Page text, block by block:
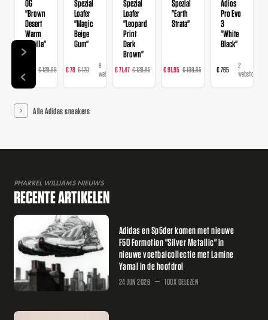
OG
"Brown
Desert
Warm
Vanilla"
€ 129,99
14
webshops
Spezial
Loafer
"Magic
Beige
Gum"
€ 78 € 120
9
webshops
Spezial
Loafer
"Leopard
Print
Dark
Brown"
€ 71,47 € 129,95
16
webshops
Spezial
"Earth
Strata"
€ 91,95 € 109,95
webshops
Adios
Pro Evo
3
"White
Black"
€ 765
2
webshops
Alle Adidas sneakers
PHARREL WILLIAMS NIEUWS
RECENTE ARTIKELEN
Adidas en Sp5der komen met nieuwe
F50 Formotion "Silver Metallic" in
nieuwe voetbalcollectie met Lamine
Yamal in de hoofdrol
24 JUN 2026 100X GELEZEN